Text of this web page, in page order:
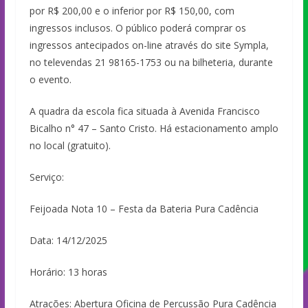
por R$ 200,00 e o inferior por R$ 150,00, com
ingressos inclusos. O público poderá comprar os
ingressos antecipados on-line através do site Sympla,
no televendas 21 98165-1753 ou na bilheteria, durante
o evento.
A quadra da escola fica situada à Avenida Francisco
Bicalho n° 47 – Santo Cristo. Há estacionamento amplo
no local (gratuito).
Serviço:
Feijoada Nota 10 – Festa da Bateria Pura Cadência
Data: 14/12/2025
Horário: 13 horas
Atrações: Abertura Oficina de Percussão Pura Cadência